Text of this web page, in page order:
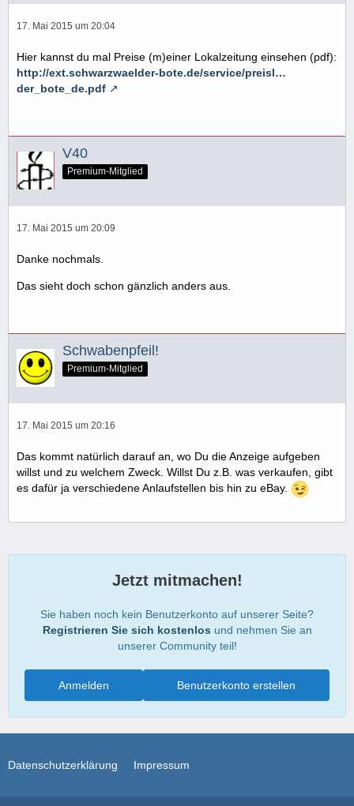
17. Mai 2015 um 20:04
Hier kannst du mal Preise (m)einer Lokalzeitung einsehen (pdf):
http://ext.schwarzwaelder-bote.de/service/preisl…
der_bote_de.pdf
V40
Premium-Mitglied
17. Mai 2015 um 20:09
Danke nochmals.
Das sieht doch schon gänzlich anders aus.
Schwabenpfeil!
Premium-Mitglied
17. Mai 2015 um 20:16
Das kommt natürlich darauf an, wo Du die Anzeige aufgeben
willst und zu welchem Zweck. Willst Du z.B. was verkaufen, gibt
es dafür ja verschiedene Anlaufstellen bis hin zu eBay.
Jetzt mitmachen!
Sie haben noch kein Benutzerkonto auf unserer Seite?
Registrieren Sie sich kostenlos und nehmen Sie an
unserer Community teil!
Benutzerkonto erstellen
Anmelden
Datenschutzerklärung Impressum